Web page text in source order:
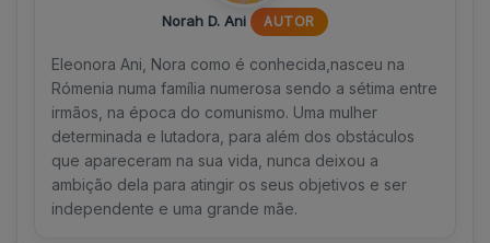
Norah D. Ani AUTOR
Eleonora Ani, Nora como é conhecida,nasceu na
Rómenia numa família numerosa sendo a sétima entre
irmãos, na época do comunismo. Uma mulher
determinada e lutadora, para além dos obstáculos
que apareceram na sua vida, nunca deixou a
ambição dela para atingir os seus objetivos e ser
independente e uma grande mãe.